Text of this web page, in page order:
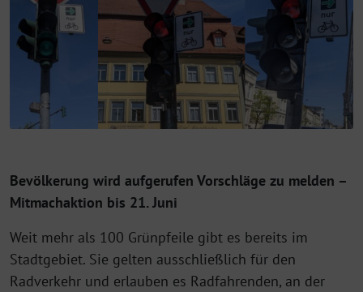
Bevölkerung wird aufgerufen Vorschläge zu melden –
Mitmachaktion bis 21. Juni
Weit mehr als 100 Grünpfeile gibt es bereits im
Stadtgebiet. Sie gelten ausschließlich für den
Radverkehr und erlauben es Radfahrenden, an der